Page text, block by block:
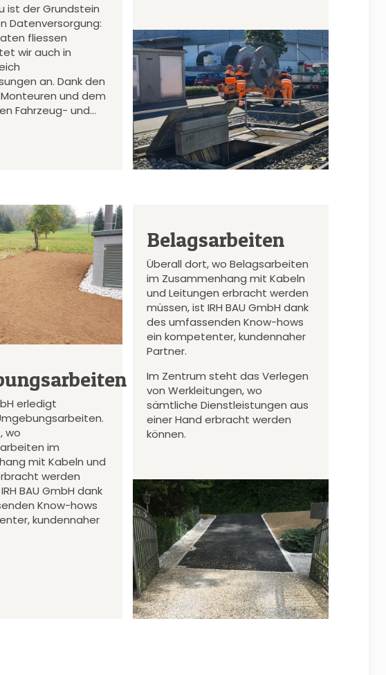
ist der Grundstein
Datenversorgung:
fliessen
wir auch in
an. Dank den
und dem
Fahrzeug- und…
erledigt
wo
im
mit Kabeln und
werden
BAU GmbH dank
Know-hows
kundennaher
Belagsarbeiten
Überall dort, wo Belagsarbeiten
im Zusammenhang mit Kabeln
und Leitungen erbracht werden
müssen, ist IRH BAU GmbH dank
des umfassenden Know-hows
ein kompetenter, kundennaher
Partner.
Im Zentrum steht das Verlegen
von Werkleitungen, wo
sämtliche Dienstleistungen aus
einer Hand erbracht werden
können.